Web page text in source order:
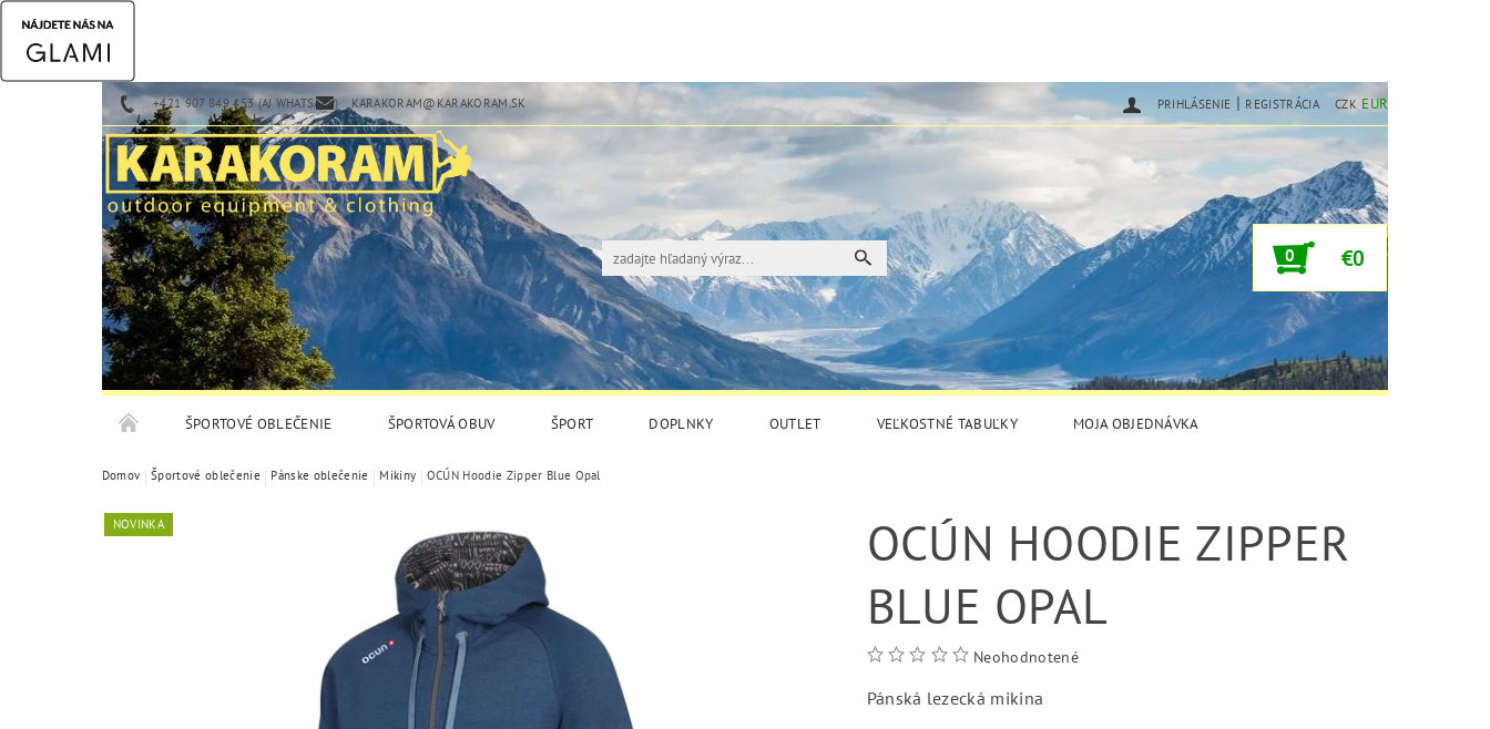
+421 907 849 453 (AJ WHATSAPP) KARAKORAM@KARAKORAM.SK CZK EUR
PRIHLÁSENIE | REGISTRÁCIA
0 €0
ŠPORTOVÉ OBLEČENIE ŠPORTOVÁ OBUV ŠPORT DOPLNKY OUTLET VEĽKOSTNÉ TABUĽKY MOJA OBJEDNÁVKA
Domov Športové oblečenie Pánske oblečenie Mikiny OCÚN Hoodie Zipper Blue Opal
NOVINKA
OCÚN HOODIE ZIPPER
BLUE OPAL
Neohodnotené
Pánská lezecká mikina